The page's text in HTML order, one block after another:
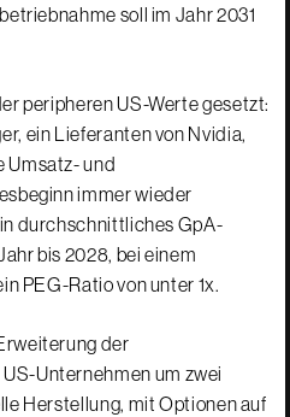
soll im Jahr 2031
peripheren US-Werte gesetzt:
ein Lieferanten von Nvidia,
Umsatz- und
immer wieder
durchschnittliches GpA-
bis 2028, bei einem
PEG-Ratio von unter 1x.
der
Unternehmen um zwei
Herstellung, mit Optionen auf